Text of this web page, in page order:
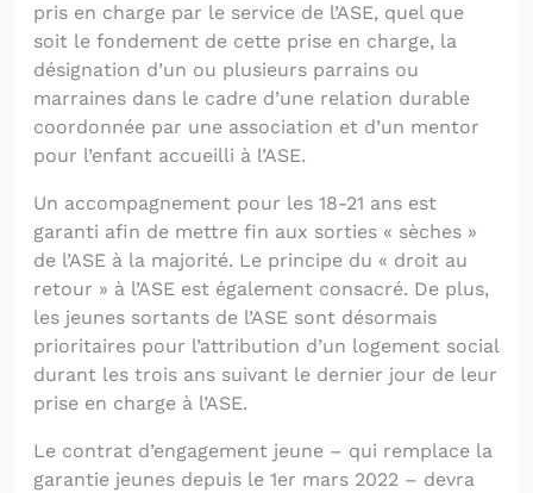
pris en charge par le service de l’ASE, quel que
soit le fondement de cette prise en charge, la
désignation d’un ou plusieurs parrains ou
marraines dans le cadre d’une relation durable
coordonnée par une association et d’un mentor
pour l’enfant accueilli à l’ASE.
Un accompagnement pour les 18-21 ans est
garanti afin de mettre fin aux sorties « sèches »
de l’ASE à la majorité. Le principe du « droit au
retour » à l’ASE est également consacré. De plus,
les jeunes sortants de l’ASE sont désormais
prioritaires pour l’attribution d’un logement social
durant les trois ans suivant le dernier jour de leur
prise en charge à l’ASE.
Le contrat d’engagement jeune – qui remplace la
garantie jeunes depuis le 1er mars 2022 – devra